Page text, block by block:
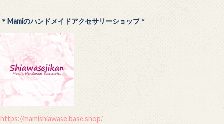
＊Mamiのハンドメイドアクセサリーショップ＊
https://mamishiawase.base.shop/